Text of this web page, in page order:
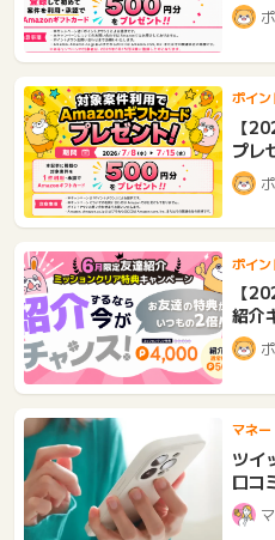
ポイン
【
プレ
ポイン
【
紹介
マネー
ツイ
口コ
体験
か・